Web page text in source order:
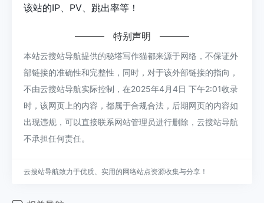
该站的IP、PV、跳出率等！
特别声明
本站云搜站导航提供的秘塔写作猫都来源于网络，不保证外
部链接的准确性和完整性，同时，对于该外部链接的指向，
不由云搜站导航实际控制，在2025年4月4日 下午2:01收录
时，该网页上的内容，都属于合规合法，后期网页的内容如
出现违规，可以直接联系网站管理员进行删除，云搜站导航
不承担任何责任。
云搜站导航致力于优质、实用的网络站点资源收集与分享！